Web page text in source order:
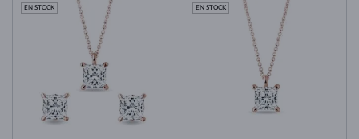
EN STOCK EN STOCK